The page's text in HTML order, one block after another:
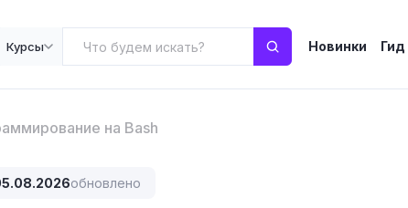
Курсы Новинки
на Bash
обновлено